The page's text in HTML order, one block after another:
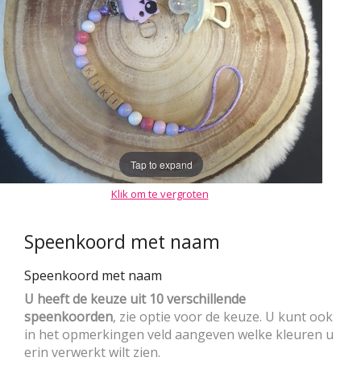
Tap to expand
Klik om te vergroten
Speenkoord met naam
Speenkoord met naam
U heeft de keuze uit 10 verschillende
speenkoorden, zie optie voor de keuze. U kunt ook
in het opmerkingen veld aangeven welke kleuren u
erin verwerkt wilt zien.